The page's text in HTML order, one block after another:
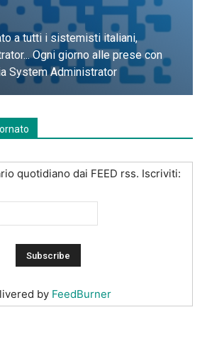
a tutti i sistemisti italiani,
Ogni giorno alle prese con
System Administrator
quotidiano dai FEED rss. Iscriviti:
by FeedBurner